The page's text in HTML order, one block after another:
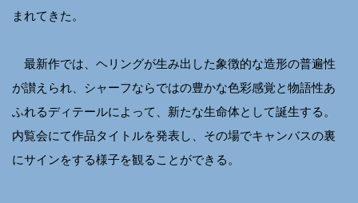
まれてきた。
最新作では、ヘリングが生み出した象徴的な造形の普遍性
が讃えられ、シャーフならではの豊かな色彩感覚と物語性あ
ふれるディテールによって、新たな生命体として誕生する。
内覧会にて作品タイトルを発表し、その場でキャンバスの裏
にサインをする様子を観ることができる。